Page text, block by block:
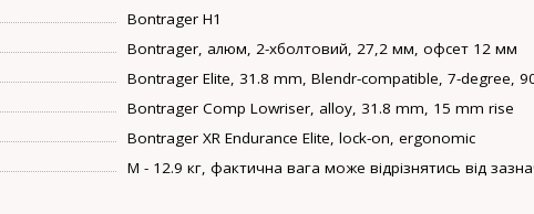
Bontrager H1
Bontrager, алюм, 2-хболтовий, 27,2 мм, офсет 12 мм
Bontrager Elite, 31.8 mm, Blendr-compatible, 7-degree,
Bontrager Comp Lowriser, alloy, 31.8 mm, 15 mm rise
Bontrager XR Endurance Elite, lock-on, ergonomic
M - 12.9 кг, фактична вага може відрізнятись від